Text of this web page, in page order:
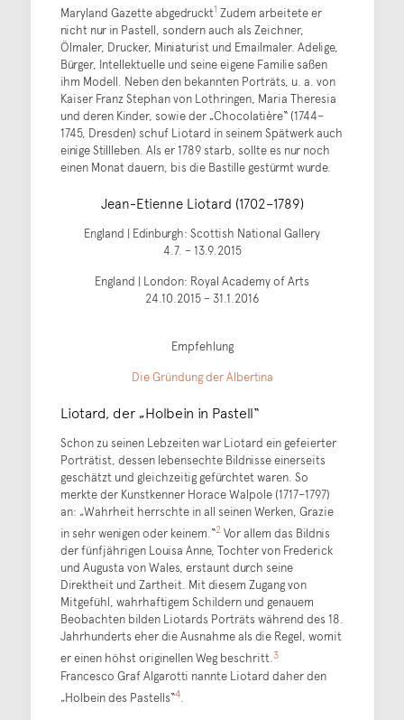
Maryland Gazette abgedruckt1 Zudem arbeitete er
nicht nur in Pastell, sondern auch als Zeichner,
Ölmaler, Drucker, Miniaturist und Emailmaler. Adelige,
Bürger, Intellektuelle und seine eigene Familie saßen
ihm Modell. Neben den bekannten Porträts, u. a. von
Kaiser Franz Stephan von Lothringen, Maria Theresia
und deren Kinder, sowie der „Chocolatière“ (1744–
1745, Dresden) schuf Liotard in seinem Spätwerk auch
einige Stillleben. Als er 1789 starb, sollte es nur noch
einen Monat dauern, bis die Bastille gestürmt wurde.
Jean-Etienne Liotard (1702–1789)
England | Edinburgh: Scottish National Gallery
4.7. – 13.9.2015
England | London: Royal Academy of Arts
24.10.2015 – 31.1.2016
Empfehlung
Die Gründung der Albertina
Liotard, der „Holbein in Pastell“
Schon zu seinen Lebzeiten war Liotard ein gefeierter
Porträtist, dessen lebensechte Bildnisse einerseits
geschätzt und gleichzeitig gefürchtet waren. So
merkte der Kunstkenner Horace Walpole (1717–1797)
an: „Wahrheit herrschte in all seinen Werken, Grazie
in sehr wenigen oder keinem.“2Vor allem das Bildnis
der fünfjährigen Louisa Anne, Tochter von Frederick
und Augusta von Wales, erstaunt durch seine
Direktheit und Zartheit. Mit diesem Zugang von
Mitgefühl, wahrhaftigem Schildern und genauem
Beobachten bilden Liotards Porträts während des 18.
Jahrhunderts eher die Ausnahme als die Regel, womit
er einen höhst originellen Weg beschritt.3
Francesco Graf Algarotti nannte Liotard daher den
„Holbein des Pastells“4.